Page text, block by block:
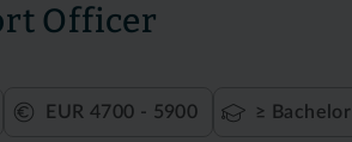
Officer
EUR 4700 - 5900 ≥ Bachelor